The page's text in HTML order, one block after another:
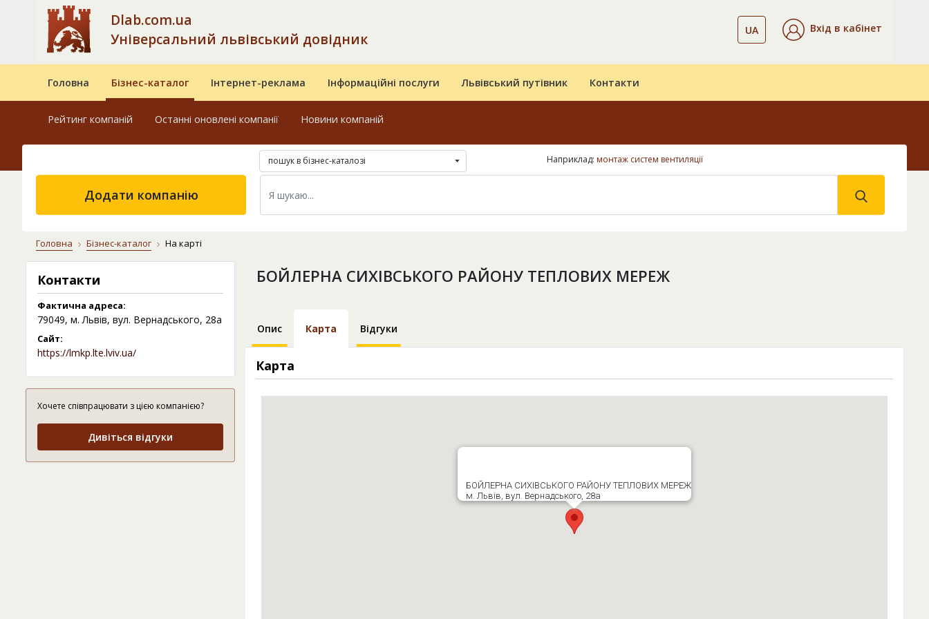
Dlab.com.ua
Універсальний львівський довідник
UA Вхід в кабінет
Головна Бізнес-каталог Інтернет-реклама Інформаційні послуги Львівський путівник Контакти
Рейтинг компаній Останні оновлені компанії Новини компаній
пошук в бізнес-каталозі Наприклад: монтаж систем вентиляції
Додати компанію
Головна Бізнес-каталог На карті
Контакти
Фактична адреса:
79049, м. Львів, вул. Вернадського, 28а
Сайт:
https://lmkp.lte.lviv.ua/
Хочете співпрацювати з цією компанією?
Дивіться відгуки
БОЙЛЕРНА СИХІВСЬКОГО РАЙОНУ ТЕПЛОВИХ МЕРЕЖ
Опис Карта Відгуки
Карта
БОЙЛЕРНА СИХІВСЬКОГО РАЙОНУ ТЕПЛОВИХ МЕРЕЖ
м. Львів, вул. Вернадського, 28а